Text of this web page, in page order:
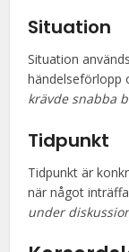
Situation
Situation
händelseförlopp
krävde snabba
Tidpunkt
Tidpunkt är
när något
under